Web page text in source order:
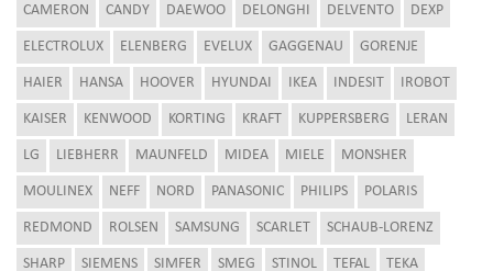
CAMERON CANDY DAEWOO DELONGHI DELVENTO DEXP
ELECTROLUX ELENBERG EVELUX GAGGENAU GORENJE
HAIER HANSA HOOVER HYUNDAI IKEA INDESIT IROBOT
KAISER KENWOOD KORTING KRAFT KUPPERSBERG LERAN
LG LIEBHERR MAUNFELD MIDEA MIELE MONSHER
MOULINEX NEFF NORD PANASONIC PHILIPS POLARIS
REDMOND ROLSEN SAMSUNG SCARLET SCHAUB-LORENZ
SHARP SIEMENS SIMFER SMEG STINOL TEFAL TEKA